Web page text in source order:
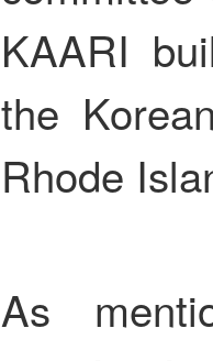
KAARI
the
Rhode
As